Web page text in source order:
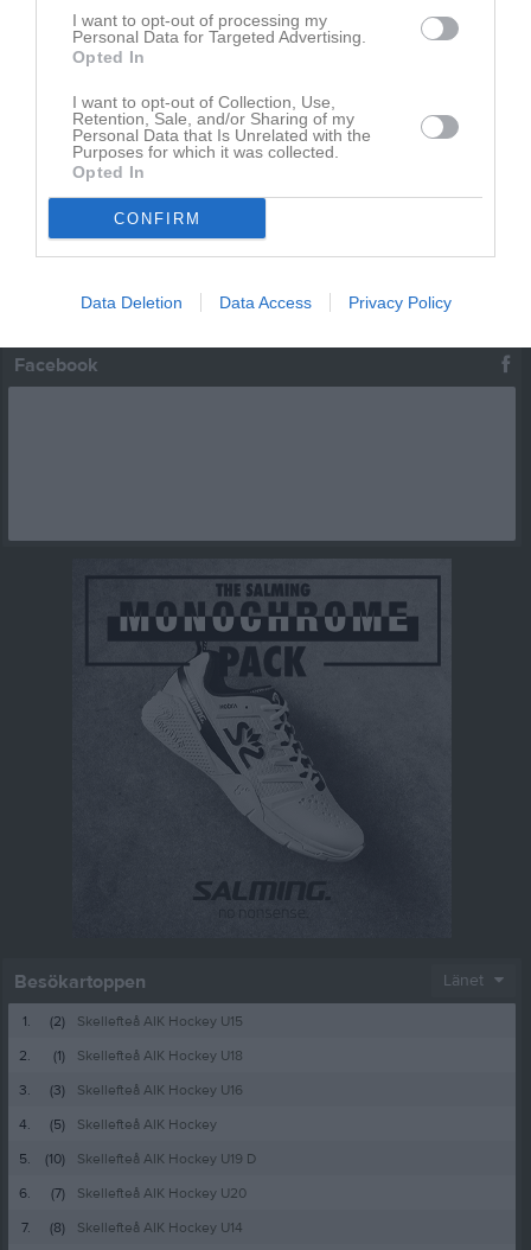
I want to opt-out of processing my
Personal Data for Targeted Advertising.
Opted In
I want to opt-out of Collection, Use,
Retention, Sale, and/or Sharing of my
Personal Data that Is Unrelated with the
Purposes for which it was collected.
Opted In
CONFIRM
Data Deletion Data Access Privacy Policy
På gång Kalender
12 aug, 17:30
Träning 24 aug, 18:00
Kalenderöversikt
Facebook
Besökartoppen Länet
1. (2)
Skellefteå AIK Hockey U15
2.
(1)
Skellefteå AIK Hockey U18
3.
(3)
Skellefteå AIK Hockey U16
4.
(5)
Skellefteå AIK Hockey
5.
(10)
Skellefteå AIK Hockey U19 D
6.
(7)
Skellefteå AIK Hockey U20
7.
(8) Skellefteå AIK Hockey U14